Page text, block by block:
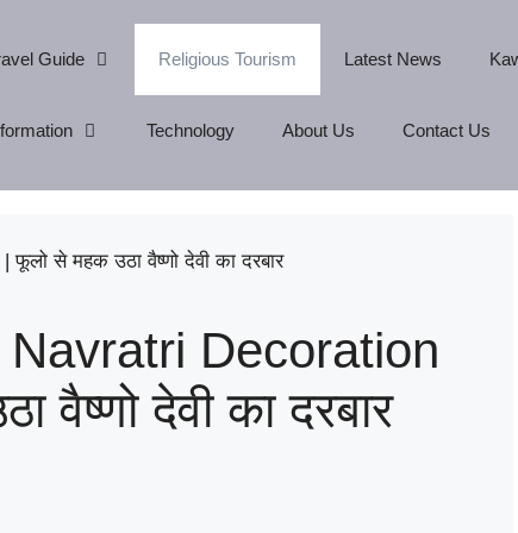
Guide Religious Tourism Latest News
Technology About Us Contact Us
Decoration
देवी का दरबार